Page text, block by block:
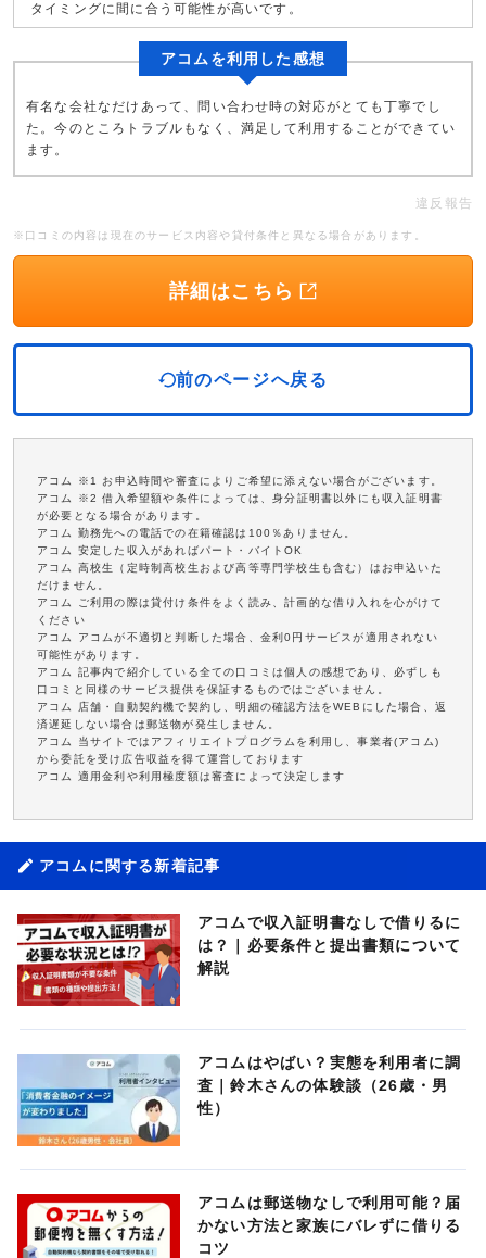
タイミングに間に合う可能性が高いです。
アコムを利用した感想
有名な会社なだけあって、問い合わせ時の対応がとても丁寧でし
た。今のところトラブルもなく、満足して利用することができてい
ます。
違反報告
※口コミの内容は現在のサービス内容や貸付条件と異なる場合があります。
詳細はこちら
前のページへ戻る
アコム ※1 お申込時間や審査によりご希望に添えない場合がございます。
アコム ※2 借入希望額や条件によっては、身分証明書以外にも収入証明書
が必要となる場合があります。
アコム 勤務先への電話での在籍確認は100％ありません。
アコム 安定した収入があればパート・バイトOK
アコム 高校生（定時制高校生および高等専門学校生も含む）はお申込いた
だけません。
アコム ご利用の際は貸付け条件をよく読み、計画的な借り入れを心がけて
ください
アコム アコムが不適切と判断した場合、金利0円サービスが適用されない
可能性があります。
アコム 記事内で紹介している全ての口コミは個人の感想であり、必ずしも
口コミと同様のサービス提供を保証するものではございません。
アコム 店舗・自動契約機で契約し、明細の確認方法をWEBにした場合、返
済遅延しない場合は郵送物が発生しません。
アコム 当サイトではアフィリエイトプログラムを利用し、事業者(アコム)
から委託を受け広告収益を得て運営しております
アコム 適用金利や利用極度額は審査によって決定します
アコムに関する新着記事
アコムで収入証明書なしで借りるに
は？｜必要条件と提出書類について
解説
アコムはやばい？実態を利用者に調
査｜鈴木さんの体験談（26歳・男
性）
アコムは郵送物なしで利用可能？届
かない方法と家族にバレずに借りる
コツ